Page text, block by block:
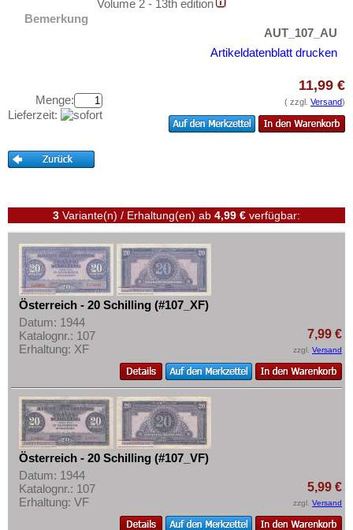
Portugal
Saarland
San Marino
Schweden
Serbien
Slowakei
Slowenien
Spanien
Spitzbergen
Tatarstan
Transnistrien
Tschechische Republik
Tschechoslowakei
Türkei
Ukraine
Ungarn
Vatikan
Weissrussland
Testbanknoten
Gutscheine
Kontakt
Preislisten
Ankauf
Erhaltungsgrade
Gratisbanknoten
FAQ
Mehr über...
Zahlungsbedingungen
Privatsphäre und Datenschutz
Widerrufsbelehrung
Liefer- und Versandkosten
AGB
Impressum
Volume 2 - 13th edition
Bemerkung
AUT_107_AU
Artikeldatenblatt drucken
Menge:
Lieferzeit:
11,99 €
( zzgl. Versand)
3 Variante(n) / Erhaltung(en) ab 4,99 € verfügbar:
Österreich - 20 Schilling (#107_XF)
Datum: 1944
Katalognr.: 107
Erhaltung: XF
7,99 €
zzgl. Versand
Österreich - 20 Schilling (#107_VF)
Datum: 1944
Katalognr.: 107
Erhaltung: VF
5,99 €
zzgl. Versand